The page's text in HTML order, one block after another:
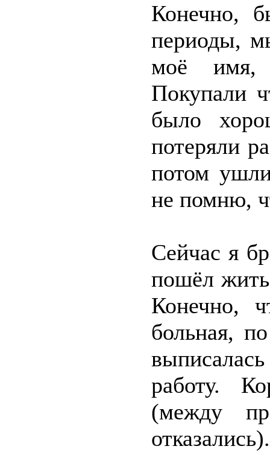
Конечно,
периоды,
моё имя,
Покупали
было
потеряли
потом
не помню,
Сейчас я
пошёл
Конечно,
больная,
работу.
(между
отказались).